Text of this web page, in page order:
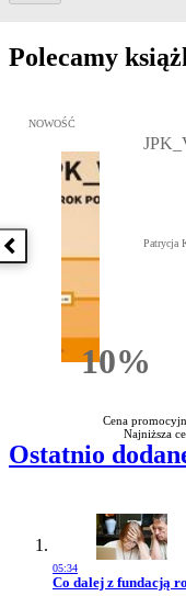
Polecamy
Poprzednia książka
Przejdź do: JPK_VAT
NOWOŚĆ
10%
Patrycja
Cena
Najniższa
Ostatnio
05:34
Przejdź do artykułu:
Co dalej z fundacją